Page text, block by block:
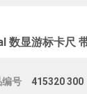
数显游标卡尺
编号 415320300